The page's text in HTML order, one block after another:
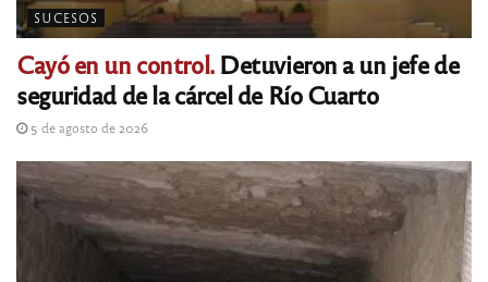
SUCESOS
Cayó en un control.Detuvieron a un jefe de
seguridad de la cárcel de Río Cuarto
5 de agosto de 2026